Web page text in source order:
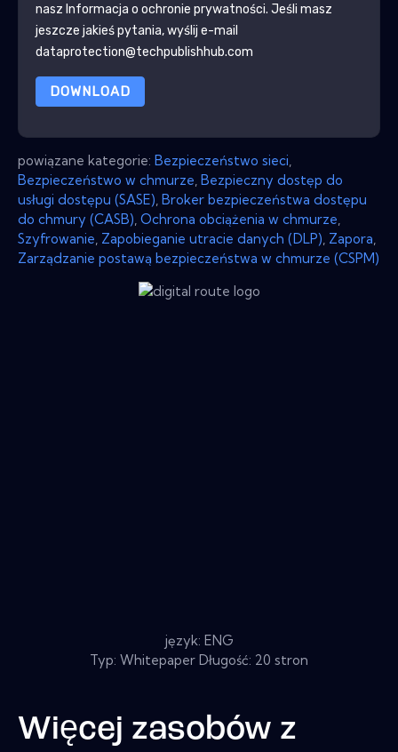
nasz Informacja o ochronie prywatności. Jeśli masz
jeszcze jakieś pytania, wyślij e-mail
dataprotection@techpublishhub.com
DOWNLOAD
powiązane kategorie: Bezpieczeństwo sieci
Bezpieczeństwo w chmurze Bezpieczny dostęp do
usługi dostępu (SASE) Broker bezpieczeństwa dostępu
do chmury (CASB) Ochrona obciążenia w chmurze
Szyfrowanie Zapobieganie utracie danych (DLP) Zapora
Zarządzanie postawą bezpieczeństwa w chmurze (CSPM)
język: ENG
Typ: Whitepaper Długość: 20 stron
Więcej zasobów z